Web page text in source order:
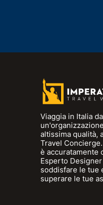
Viaggia in Italia
altissima qualità,
Travel
è accuratamente
Esperto
soddisfare le tue
superare le tue